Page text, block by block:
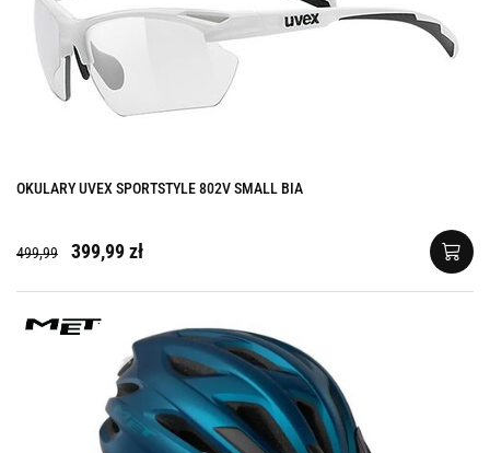
OKULARY UVEX SPORTSTYLE 802V SMALL BIA
499,99 399,99 zł